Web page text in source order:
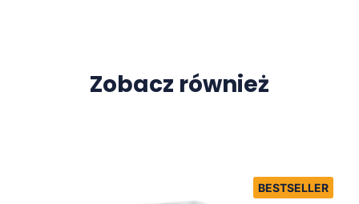
Zobacz również